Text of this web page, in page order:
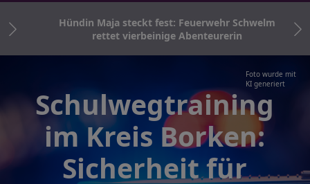
Hündin Maja steckt fest: Feuerwehr Schwelm
rettet vierbeinige Abenteurerin
Foto wurde mit
KI generiert
Schulwegtraining
im Kreis Borken:
Sicherheit für